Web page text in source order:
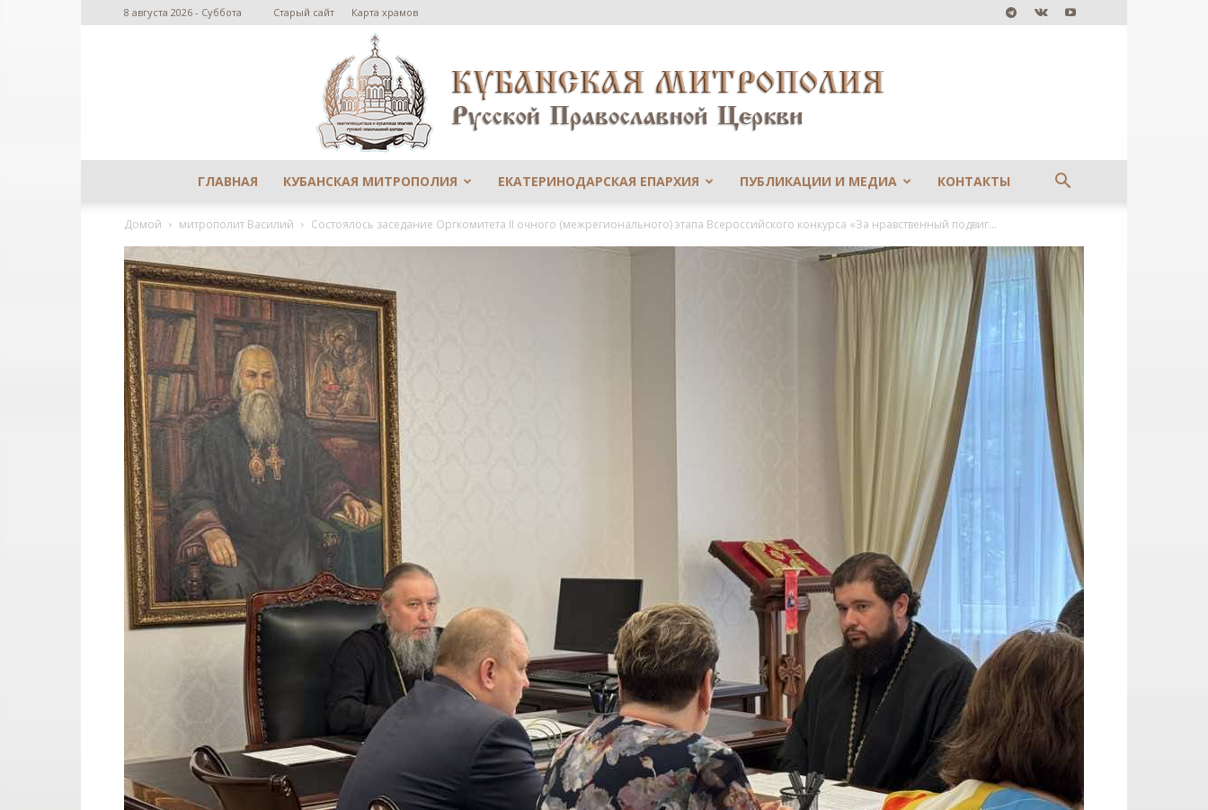
8 августа 2026 - Суббота Старый сайт Карта храмов
епархии
ГЛАВНАЯ КУБАНСКАЯ МИТРОПОЛИЯ ЕКАТЕРИНОДАРСКАЯ ЕПАРХИЯ ПУБЛИКАЦИИ И МЕДИА КОНТАКТЫ
Домой митрополит Василий Состоялось заседание Оргкомитета II очного (межрегионального) этапа Всероссийского конкурса «За нравственный подвиг...